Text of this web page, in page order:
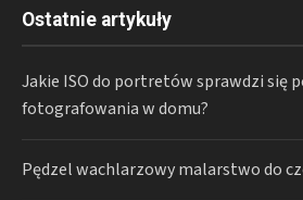
Ostatnie artykuły
Jakie ISO do portretów sprawdzi się
fotografowania w domu?
Pędzel wachlarzowy malarstwo do